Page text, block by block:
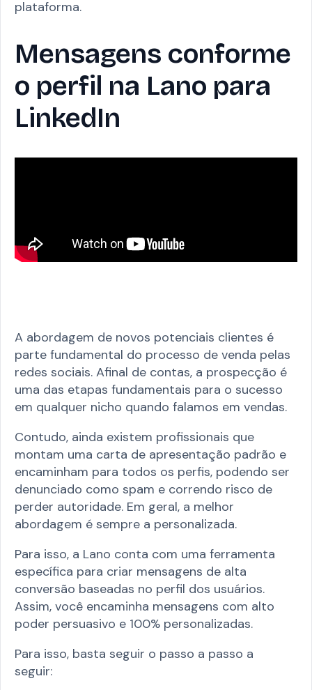
plataforma.
Mensagens conforme
o perfil na Lano para
LinkedIn
A abordagem de novos potenciais clientes é
parte fundamental do processo de venda pelas
redes sociais. Afinal de contas, a prospecção é
uma das etapas fundamentais para o sucesso
em qualquer nicho quando falamos em vendas.
Contudo, ainda existem profissionais que
montam uma carta de apresentação padrão e
encaminham para todos os perfis, podendo ser
denunciado como spam e correndo risco de
perder autoridade. Em geral, a melhor
abordagem é sempre a personalizada.
Para isso, a Lano conta com uma ferramenta
específica para criar mensagens de alta
conversão baseadas no perfil dos usuários.
Assim, você encaminha mensagens com alto
poder persuasivo e 100% personalizadas.
Para isso, basta seguir o passo a passo a
seguir: